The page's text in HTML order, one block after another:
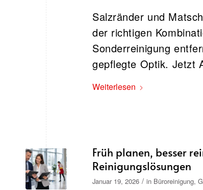
Salzränder und
der richtigen
Sonderreinigung
gepflegte Optik. Jetzt
Weiterlesen
Früh planen, besser
Reinigungslösungen
Januar 19, 2026 / in Büroreinigung,